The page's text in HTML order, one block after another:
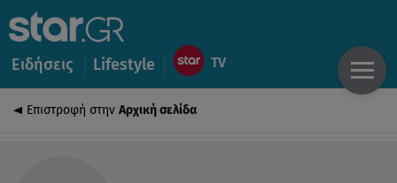
Ειδήσεις Lifestyle
Επιστροφή στην Αρχική σελίδα